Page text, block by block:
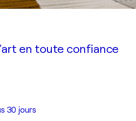
en toute confiance
30 jours